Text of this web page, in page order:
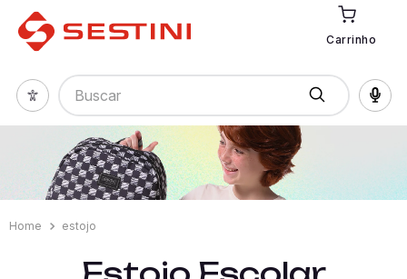
Carrinho
Buscar
estojo